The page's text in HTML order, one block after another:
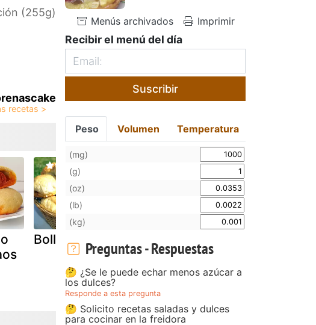
(255g)
Bollos preñaos
Menús archivados Imprimir
Recibir el menú del día
Suscribir
Peso Volumen Temperatura
(mg)
(g)
(oz)
(lb)
(kg)
Preguntas - Respuestas
🤔 ¿Se le puede echar menos azúcar a
los dulces?
Responde a esta pregunta
🤔 Solicito recetas saladas y dulces
para cocinar en la freidora